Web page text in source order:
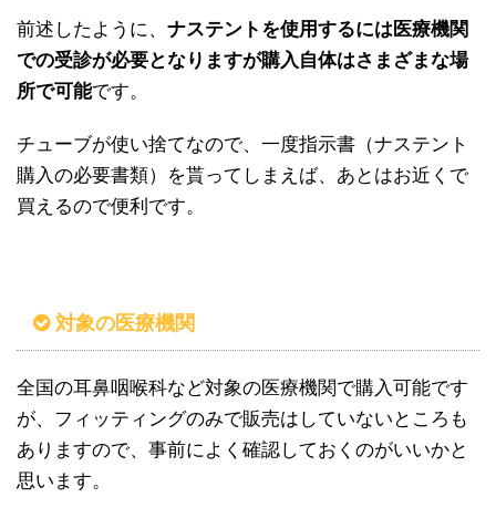
前述したように、 ナステントを使用するには医療機関
での受診が必要となりますが購入自体はさまざまな場
所で可能です。
チューブが使い捨てなので、一度指示書（ナステント
購入の必要書類）を貰ってしまえば、あとはお近くで
買えるので便利です。
対象の医療機関
全国の耳鼻咽喉科など対象の医療機関で購入可能です
が、フィッティングのみで販売はしていないところも
ありますので、事前によく確認しておくのがいいかと
思います。